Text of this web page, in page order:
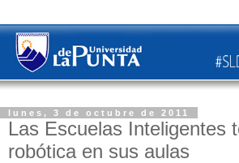
lunes, 3 de octubre de 2011
Las Escuelas Inteligentes
robótica en sus aulas